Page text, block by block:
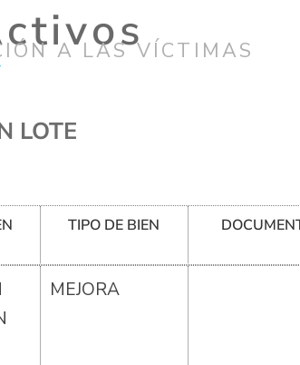
A LAS VÍCTIMAS
LOTE
TIPO DE BIEN
MEJORA